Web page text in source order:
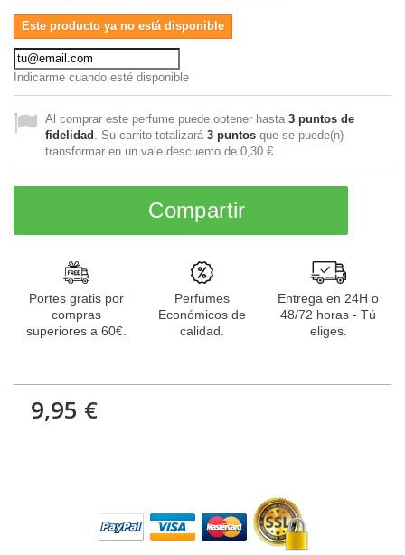
Este producto ya no está disponible
Indicarme cuando esté disponible
Al comprar este perfume puede obtener hasta 3 puntos de
fidelidad . Su carrito totalizará 3 puntos que se puede(n)
transformar en un vale descuento de 0,30 €
Compartir
Portes gratis por
compras
superiores a 60€.
Perfumes
Económicos de
calidad.
Entrega en 24H o
48/72 horas - Tú
eliges.
9,95 €